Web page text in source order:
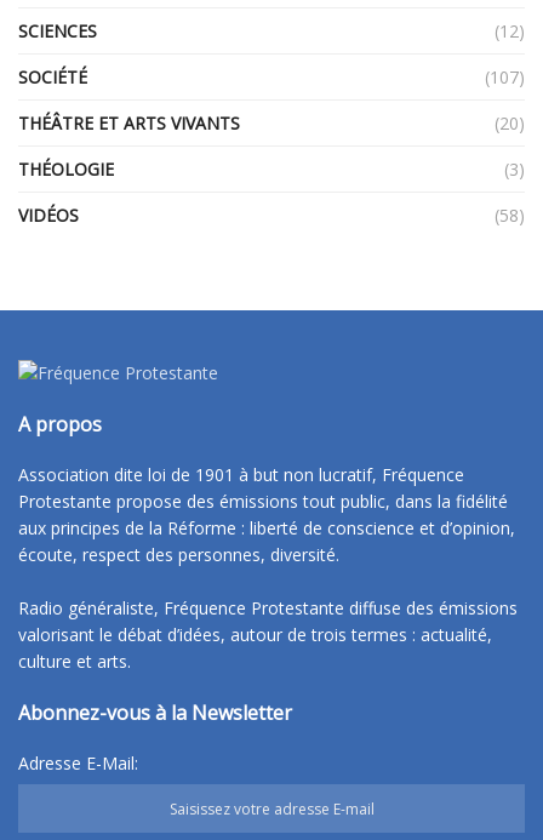
SCIENCES
(12)
SOCIÉTÉ
(107)
THÉÂTRE ET ARTS VIVANTS
(20)
THÉOLOGIE
(3)
VIDÉOS
(58)
A propos
Association dite loi de 1901 à but non lucratif, Fréquence
Protestante propose des émissions tout public, dans la fidélité
aux principes de la Réforme : liberté de conscience et d’opinion,
écoute, respect des personnes, diversité.
Radio généraliste, Fréquence Protestante diffuse des émissions
valorisant le débat d’idées, autour de trois termes : actualité,
culture et arts.
Abonnez-vous à la Newsletter
Adresse E-Mail: